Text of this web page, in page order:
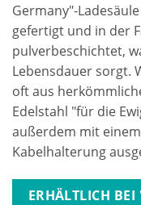
Germany"-
gefertigt und in der
pulverbeschichtet,
Lebensdauer sorgt.
oft aus
Edelstahl "für die
außerdem mit
Kabelhalterung
ERHÄLTLICH